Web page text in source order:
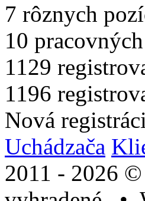
7 rôznych
10
1129
1196
Nová
Uchádzača
2011 - 2026 ©